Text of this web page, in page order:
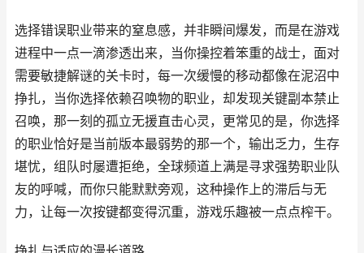
选择错误职业带来的窒息感，并非瞬间爆发，而是在游戏
进程中一点一滴渗透出来，当你操控着笨重的战士，面对
需要敏捷解谜的关卡时，每一次缓慢的移动都像在泥沼中
挣扎，当你选择依赖召唤物的职业，却发现关键副本禁止
召唤，那一刻的孤立无援直击心灵，更常见的是，你选择
的职业恰好是当前版本最弱势的那一个，输出乏力，生存
堪忧，组队时屡遭拒绝，全球频道上满是寻求强势职业队
友的呼喊，而你只能默默旁观，这种操作上的滞后与无
力，让每一次按键都变得沉重，游戏乐趣被一点点榨干。